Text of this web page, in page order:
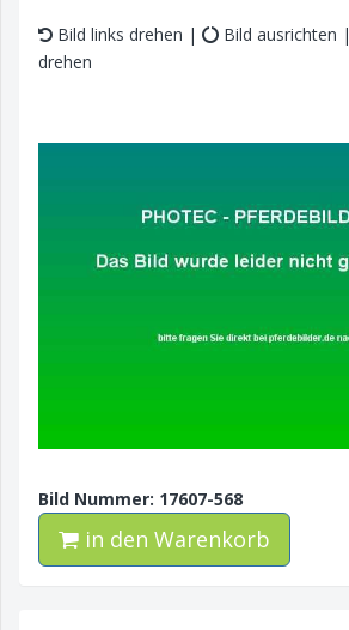
Bild links drehen | Bild ausrichten |
drehen
Bild Nummer: 17607-568
in den Warenkorb